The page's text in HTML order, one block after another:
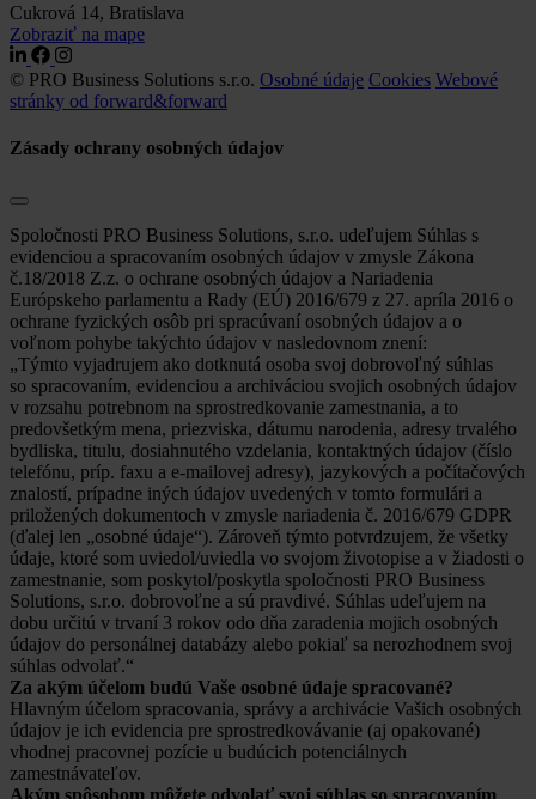
Cukrová 14, Bratislava
Zobraziť na mape
© PRO Business Solutions s.r.o. Osobné údaje Cookies Webové
stránky od forward&forward
Zásady ochrany osobných údajov
Spoločnosti PRO Business Solutions, s.r.o. udeľujem Súhlas s
evidenciou a spracovaním osobných údajov v zmysle Zákona
č.18/2018 Z.z. o ochrane osobných údajov a Nariadenia
Európskeho parlamentu a Rady (EÚ) 2016/679 z 27. apríla 2016 o
ochrane fyzických osôb pri spracúvaní osobných údajov a o
voľnom pohybe takýchto údajov v nasledovnom znení:
„Týmto vyjadrujem ako dotknutá osoba svoj dobrovoľný súhlas
so spracovaním, evidenciou a archiváciou svojich osobných údajov
v rozsahu potrebnom na sprostredkovanie zamestnania, a to
predovšetkým mena, priezviska, dátumu narodenia, adresy trvalého
bydliska, titulu, dosiahnutého vzdelania, kontaktných údajov (číslo
telefónu, príp. faxu a e-mailovej adresy), jazykových a počítačových
znalostí, prípadne iných údajov uvedených v tomto formulári a
priložených dokumentoch v zmysle nariadenia č. 2016/679 GDPR
(ďalej len „osobné údaje“). Zároveň týmto potvrdzujem, že všetky
údaje, ktoré som uviedol/uviedla vo svojom životopise a v žiadosti o
zamestnanie, som poskytol/poskytla spoločnosti PRO Business
Solutions, s.r.o. dobrovoľne a sú pravdivé. Súhlas udeľujem na
dobu určitú v trvaní 3 rokov odo dňa zaradenia mojich osobných
údajov do personálnej databázy alebo pokiaľ sa nerozhodnem svoj
súhlas odvolať.“
Za akým účelom budú Vaše osobné údaje spracované?
Hlavným účelom spracovania, správy a archivácie Vašich osobných
údajov je ich evidencia pre sprostredkovávanie (aj opakované)
vhodnej pracovnej pozície u budúcich potenciálnych
zamestnávateľov.